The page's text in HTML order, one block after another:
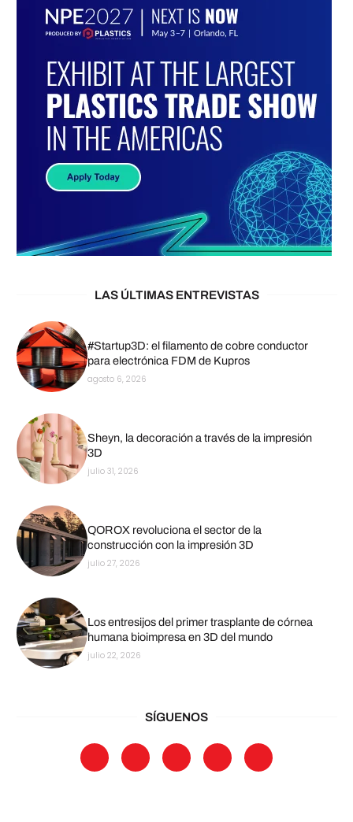
LAS ÚLTIMAS ENTREVISTAS
#Startup3D: el filamento de cobre conductor
para electrónica FDM de Kupros
agosto 6, 2026
Sheyn, la decoración a través de la impresión
3D
julio 31, 2026
QOROX revoluciona el sector de la
construcción con la impresión 3D
julio 27, 2026
Los entresijos del primer trasplante de córnea
humana bioimpresa en 3D del mundo
julio 22, 2026
SÍGUENOS